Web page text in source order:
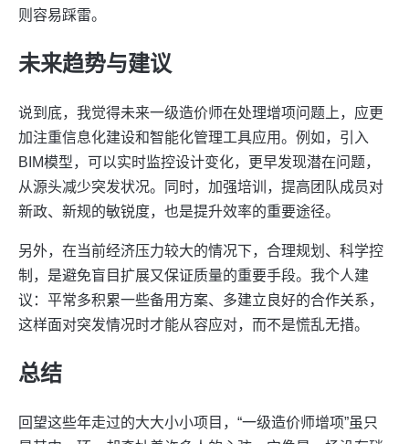
则容易踩雷。
未来趋势与建议
说到底，我觉得未来一级造价师在处理增项问题上，应更
加注重信息化建设和智能化管理工具应用。例如，引入
BIM模型，可以实时监控设计变化，更早发现潜在问题，
从源头减少突发状况。同时，加强培训，提高团队成员对
新政、新规的敏锐度，也是提升效率的重要途径。
另外，在当前经济压力较大的情况下，合理规划、科学控
制，是避免盲目扩展又保证质量的重要手段。我个人建
议：平常多积累一些备用方案、多建立良好的合作关系，
这样面对突发情况时才能从容应对，而不是慌乱无措。
总结
回望这些年走过的大大小小项目，“一级造价师增项”虽只